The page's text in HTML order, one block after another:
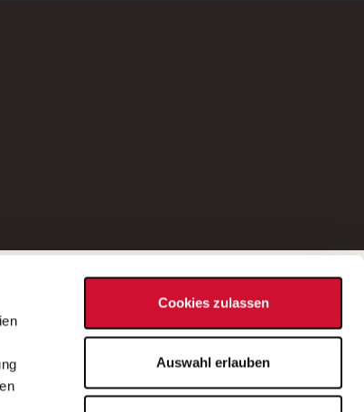
Cookies zulassen
Auswahl erlauben
Bei Fragen zu einer Stellenausschreibung
wenden Sie sich bitte an die*den in der
Stellenausschreibung genannte*n